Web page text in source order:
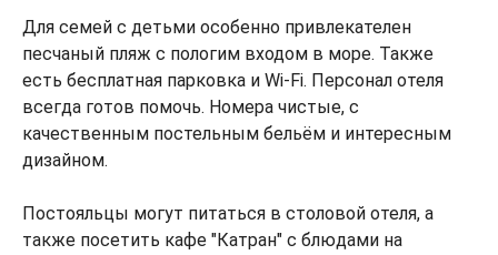
Для семей с детьми особенно привлекателен
песчаный пляж с пологим входом в море. Также
есть бесплатная парковка и Wi-Fi. Персонал отеля
всегда готов помочь. Номера чистые, с
качественным постельным бельём и интересным
дизайном.
Постояльцы могут питаться в столовой отеля, а
также посетить кафе "Катран" с блюдами на